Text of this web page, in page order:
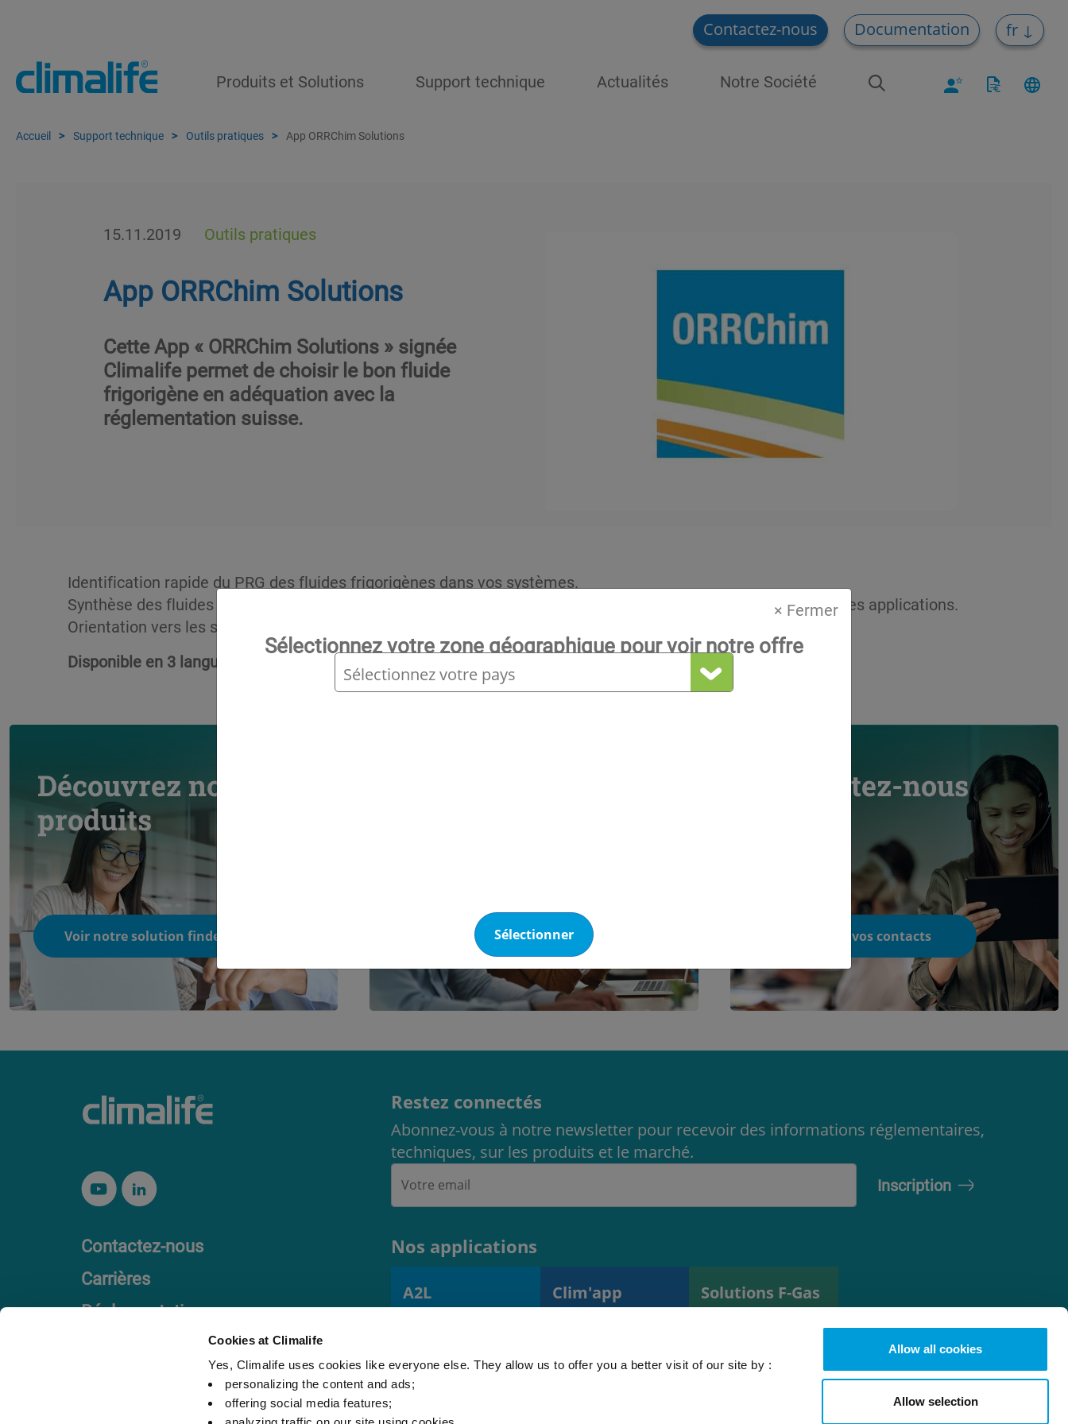
Cookies at Climalife
Yes, Climalife uses cookies like everyone else. They allow us to offer you a better visit of our site by :
personalizing the content and ads;
offering social media features;
Allow all cookies
Allow selection
Contactez-nous Documentation fr
Produits et Solutions Support technique Actualités Notre Société
Accueil Support technique Outils pratiques App ORRChim Solutions
× Fermer
Sélectionnez votre zone géographique pour voir notre offre
locale
Sélectionner
15.11.2019 Outils pratiques
App ORRChim Solutions
Cette App « ORRChim Solutions » signée
Climalife permet de choisir le bon fluide
frigorigène en adéquation avec la
réglementation suisse.
Identification rapide du PRG des fluides frigorigènes dans vos systèmes.
Synthèse des fluides frigorigènes autorisés pour la maintenance des installations existantes dans les différentes applications.
Orientation vers les solutions fluides frigorigènes à faible PRG pour vos nouvelles installations.
Disponible en 3 langues
, téléchargez-là gratuitement sur
Découvrez nos
produits
Voir notre solution finder Voir nos outils
Contactez-nous
Trouvez vos contacts
Contactez-nous
Carrières
Réglementation
Restez connectés
Abonnez-vous à notre newsletter pour recevoir des informations réglementaires,
techniques, sur les produits et le marché.
Nos applications
A2L
(EN378)
Clim'app
équipements
Solutions F-Gas
frigorigènes